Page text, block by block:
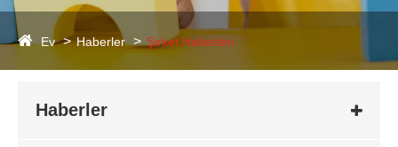
Ev Haberler Şirket Haberleri
Haberler